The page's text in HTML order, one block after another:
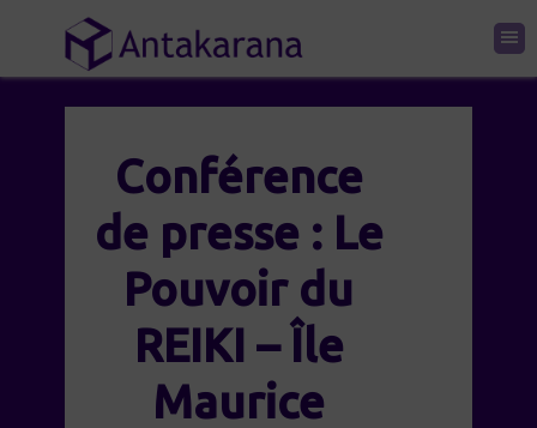
Conférence
de presse : Le
Pouvoir du
REIKI – Île
Maurice